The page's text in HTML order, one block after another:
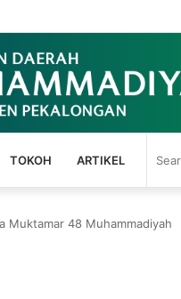
Seminar Parenting Digital
TOKOH ARTIKEL
Muktamar 48 Muhammadiyah